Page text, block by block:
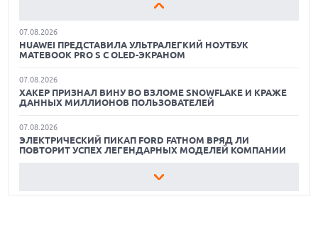
КАК БЕЗОПАСНО КУПИТЬ Б/У СМАРТФОН
ЛУЧШИЕ АВТОНОМНЫЕ ГАЗОНОКОСИЛКИ В 2026 ГОДУ
КАК БЕЗОПАСНО КУПИТЬ Б/У СМАРТФОН
КАМЕРЫ В СМАРТФОНАХ PIXEL 11 PRO
07.08.2026
HUAWEI ПРЕДСТАВИЛА УЛЬТРАЛЕГКИЙ НОУТБУК
MATEBOOK PRO S С OLED-ЭКРАНОМ
07.08.2026
ХАКЕР ПРИЗНАЛ ВИНУ ВО ВЗЛОМЕ SNOWFLAKE И КРАЖЕ
ДАННЫХ МИЛЛИОНОВ ПОЛЬЗОВАТЕЛЕЙ
07.08.2026
ЭЛЕКТРИЧЕСКИЙ ПИКАП FORD FATHOM ВРЯД ЛИ
ПОВТОРИТ УСПЕХ ЛЕГЕНДАРНЫХ МОДЕЛЕЙ КОМПАНИИ